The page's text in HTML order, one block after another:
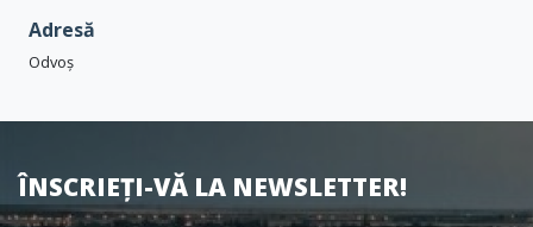
Adresă
Odvoș
ÎNSCRIEȚI-VĂ LA NEWSLETTER!